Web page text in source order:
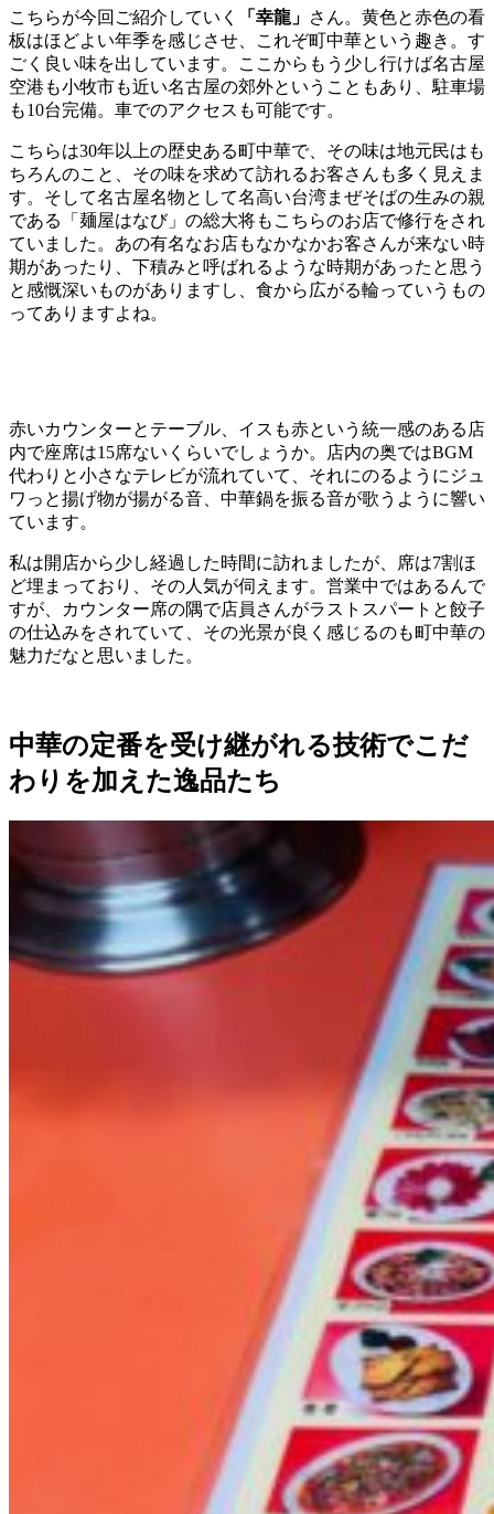
こちらが今回ご紹介していく 「幸龍」 さん。黄色と赤色の看
板はほどよい年季を感じさせ、これぞ町中華という趣き。す
ごく良い味を出しています。ここからもう少し行けば名古屋
空港も小牧市も近い名古屋の郊外ということもあり、駐車場
も10台完備。車でのアクセスも可能です。
こちらは30年以上の歴史ある町中華で、その味は地元民はも
ちろんのこと、その味を求めて訪れるお客さんも多く見えま
す。そして名古屋名物として名高い台湾まぜそばの生みの親
である「麺屋はなび」の総大将もこちらのお店で修行をされ
ていました。あの有名なお店もなかなかお客さんが来ない時
期があったり、下積みと呼ばれるような時期があったと思う
と感慨深いものがありますし、食から広がる輪っていうもの
ってありますよね。
赤いカウンターとテーブル、イスも赤という統一感のある店
内で座席は15席ないくらいでしょうか。店内の奥ではBGM
代わりと小さなテレビが流れていて、それにのるようにジュ
ワっと揚げ物が揚がる音、中華鍋を振る音が歌うように響い
ています。
私は開店から少し経過した時間に訪れましたが、席は7割ほ
ど埋まっており、その人気が伺えます。営業中ではあるんで
すが、カウンター席の隅で店員さんがラストスパートと餃子
の仕込みをされていて、その光景が良く感じるのも町中華の
魅力だなと思いました。
中華の定番を受け継がれる技術でこだ
わりを加えた逸品たち